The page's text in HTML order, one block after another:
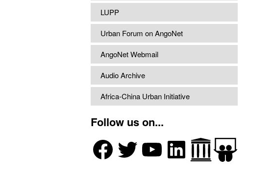
LUPP
Urban Forum on AngoNet
AngoNet Webmail
Audio Archive
Africa-China Urban Initiative
Follow us on...